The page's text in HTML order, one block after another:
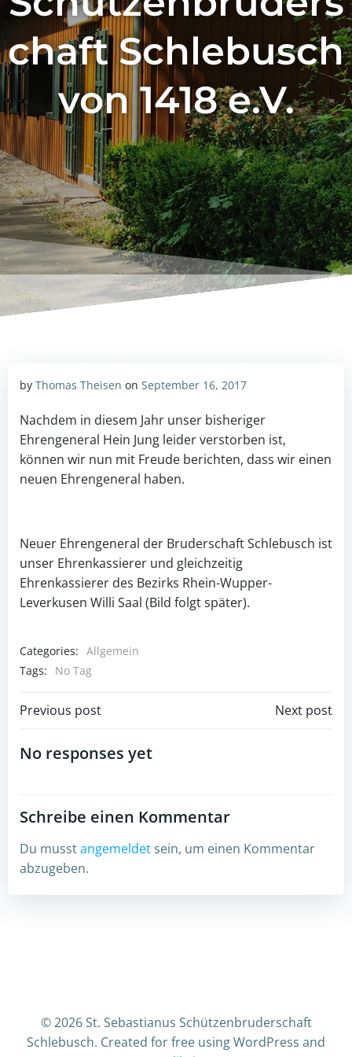
chaft Schlebusch
von 1418 e.V.
by Thomas Theisen on September 16, 2017
Nachdem in diesem Jahr unser bisheriger
Ehrengeneral Hein Jung leider verstorben ist,
können wir nun mit Freude berichten, dass wir einen
neuen Ehrengeneral haben.
Neuer Ehrengeneral der Bruderschaft Schlebusch ist
unser Ehrenkassierer und gleichzeitig
Ehrenkassierer des Bezirks Rhein-Wupper-
Leverkusen Willi Saal (Bild folgt später).
Categories: Allgemein
Tags:
No Tag
Post
navigation
Previous post Next post
No responses yet
Schreibe einen Kommentar
Du musstangemeldetsein, um einen Kommentar
abzugeben.
© 2026 St. Sebastianus Schützenbruderschaft
Schlebusch. Created for free using WordPress and